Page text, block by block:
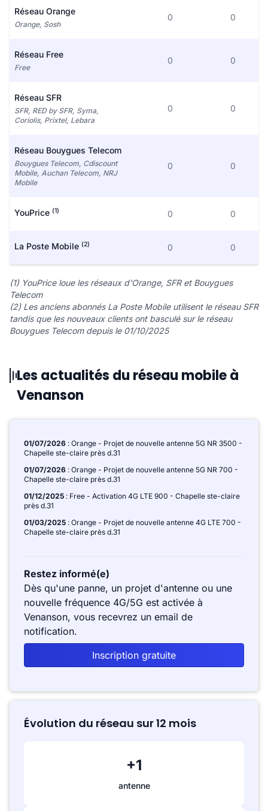
Réseau Orange
Orange, Sosh
0 0
Réseau Free
Free
0 0
Réseau SFR
SFR, RED by SFR, Syma,
Coriolis, Prixtel, Lebara
0 0
Réseau Bouygues Telecom
Bouygues Telecom, Cdiscount
Mobile, Auchan Telecom, NRJ
Mobile
0 0
YouPrice (1) 0 0
La Poste Mobile (2) 0 0
(1) YouPrice loue les réseaux d'Orange, SFR et Bouygues
Telecom
(2) Les anciens abonnés La Poste Mobile utilisent le réseau SFR
tandis que les nouveaux clients ont basculé sur le réseau
Bouygues Telecom depuis le 01/10/2025
Les actualités du réseau mobile à
Venanson
01/07/2026 : Orange - Projet de nouvelle antenne 5G NR 3500 -
Chapelle ste-claire près d.31
01/07/2026 : Orange - Projet de nouvelle antenne 5G NR 700 -
Chapelle ste-claire près d.31
01/12/2025 : Free - Activation 4G LTE 900 - Chapelle ste-claire
près d.31
01/03/2025 : Orange - Projet de nouvelle antenne 4G LTE 700 -
Chapelle ste-claire près d.31
Restez informé(e)
Dès qu'une panne, un projet d'antenne ou une
nouvelle fréquence 4G/5G est activée à
Venanson, vous recevrez un email de
notification.
Inscription gratuite
Évolution du réseau sur 12 mois
+1
antenne